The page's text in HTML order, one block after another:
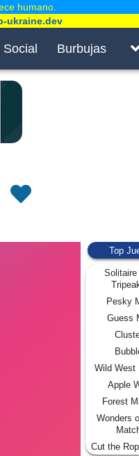
Social Burbujas
Top
Pesky
Guess
Wild West
Apple
Forest
Wonders
Cut the
humano.
ukraine.dev